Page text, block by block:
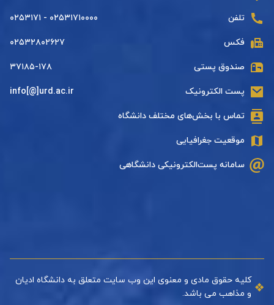
تلفن ۰۲۵۳۱۷۱۰۰۰۰ - ۰۲۵۳۱۷۱
فکس ۰۲۵۳۲۸۰۲۶۲۷
صندوق پستی ۳۷۱۸۵-۱۷۸
پست الکترونیک info[@]urd.ac.ir
تماس با بخش‌های مختلف دانشگاه
موقعیت جغرافیایی
سامانه پست‌الکترونیکی دانشگاهی
کلیه حقوق مادی و معنوی این وب سایت متعلق به دانشگاه ادیان
و مذاهب می باشد.